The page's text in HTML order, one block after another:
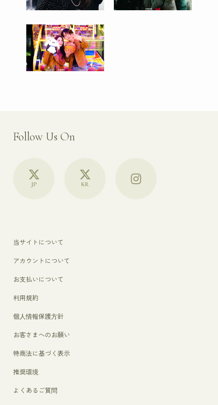
Follow Us On
JP KR
当サイトについて
アカウントについて
お支払いについて
利用規約
個人情報保護方針
お客さまへのお願い
特商法に基づく表示
推奨環境
よくあるご質問